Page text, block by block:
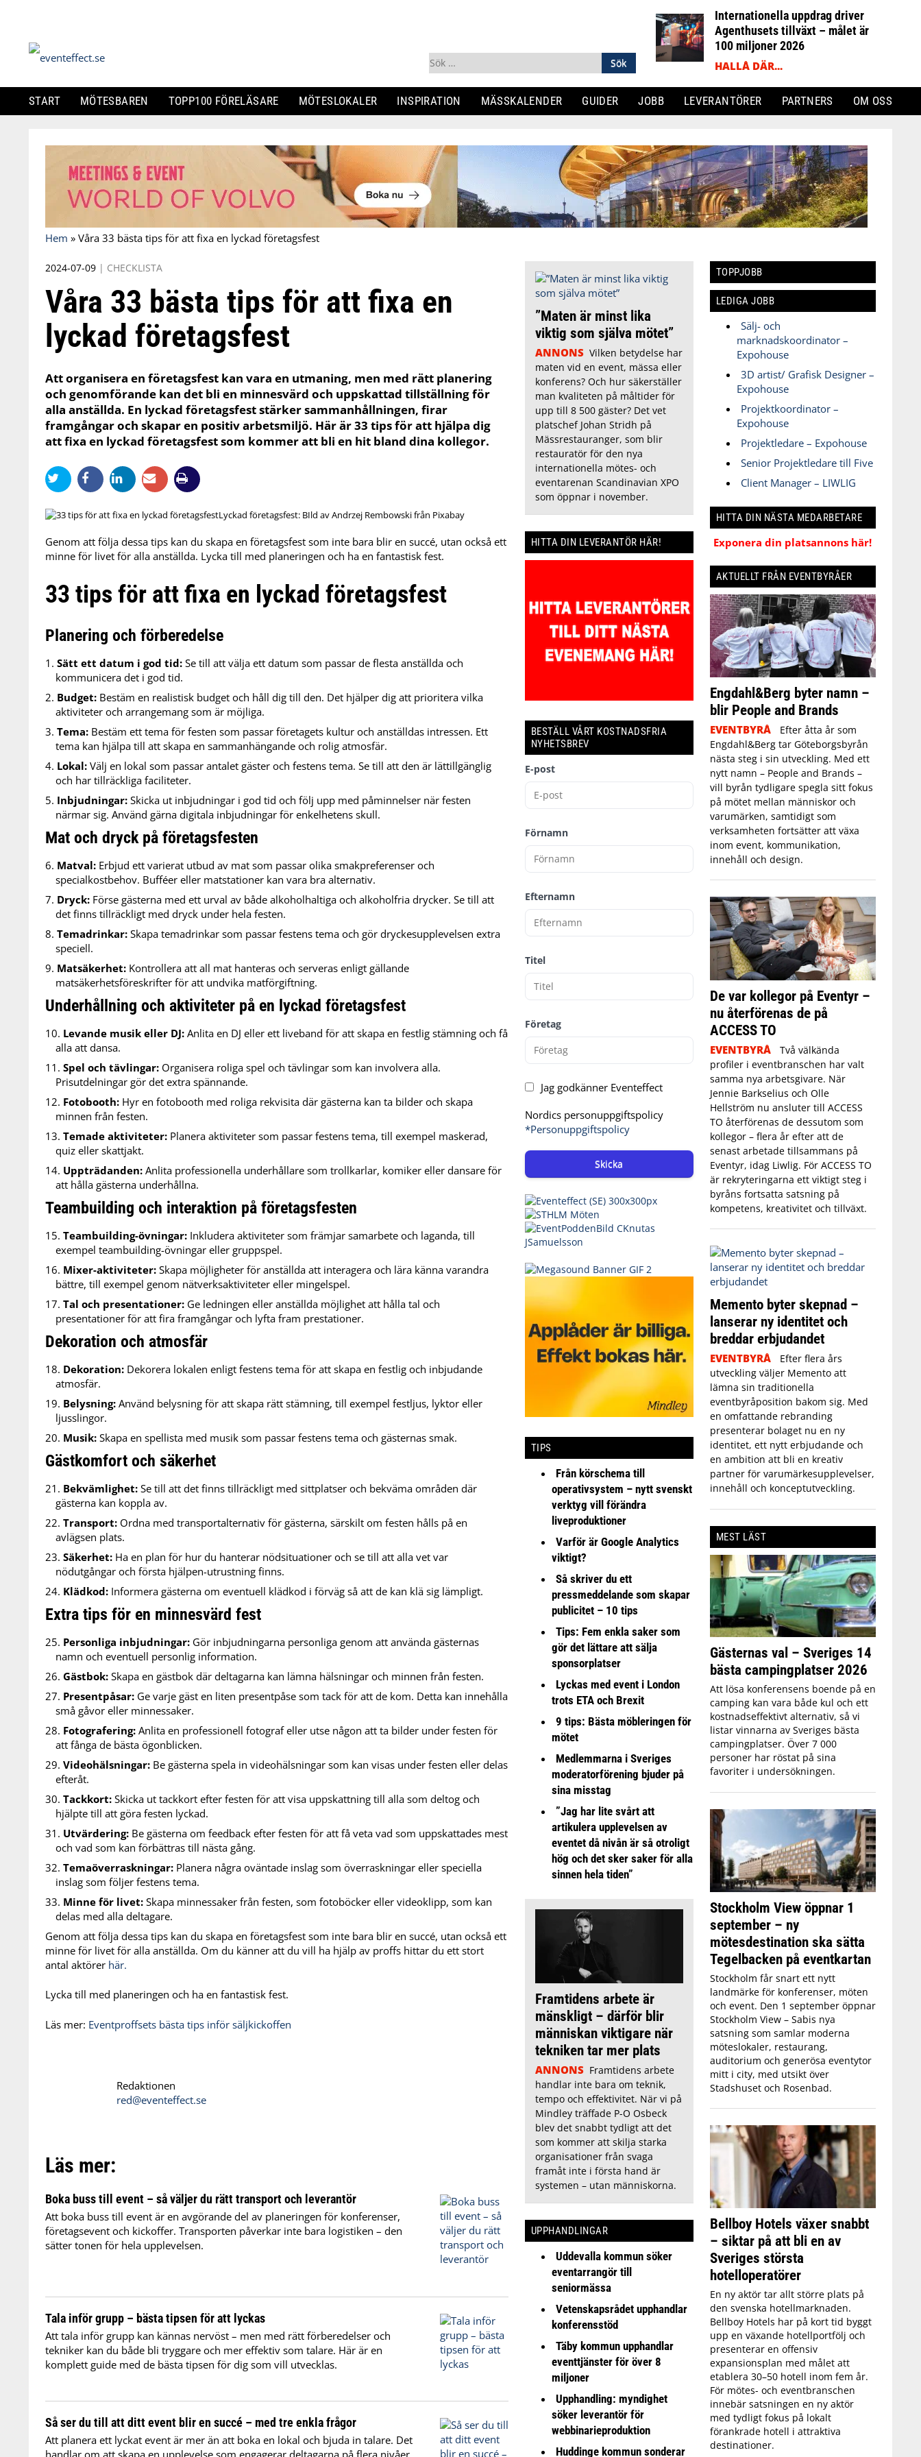
Sök
efter:
Internationella uppdrag driver
Agenthusets tillväxt – målet är
100 miljoner 2026
HALLÅ DÄR...
START MÖTESBAREN TOPP100 FÖRELÄSARE MÖTESLOKALER INSPIRATION MÄSSKALENDER GUIDER JOBB LEVERANTÖRER PARTNERS OM OSS
content
Hem » Våra 33 bästa tips för att fixa en lyckad företagsfest
2024-07-09 | CHECKLISTA
Våra 33 bästa tips för att fixa en
lyckad företagsfest
Att organisera en företagsfest kan vara en utmaning, men med rätt planering
och genomförande kan det bli en minnesvärd och uppskattad tillställning för
alla anställda. En lyckad företagsfest stärker sammanhållningen, firar
framgångar och skapar en positiv arbetsmiljö. Här är 33 tips för att hjälpa dig
att fixa en lyckad företagsfest som kommer att bli en hit bland dina kollegor.
Lyckad företagsfest: BIld av Andrzej Rembowski från Pixabay
Genom att följa dessa tips kan du skapa en företagsfest som inte bara blir en succé, utan också ett
minne för livet för alla anställda. Lycka till med planeringen och ha en fantastisk fest.
33 tips för att fixa en lyckad företagsfest
Planering och förberedelse
Sätt ett datum i god tid: Se till att välja ett datum som passar de flesta anställda och
kommunicera det i god tid.
Budget: Bestäm en realistisk budget och håll dig till den. Det hjälper dig att prioritera vilka
aktiviteter och arrangemang som är möjliga.
Tema: Bestäm ett tema för festen som passar företagets kultur och anställdas intressen. Ett
tema kan hjälpa till att skapa en sammanhängande och rolig atmosfär.
Lokal: Välj en lokal som passar antalet gäster och festens tema. Se till att den är lättillgänglig
och har tillräckliga faciliteter.
Inbjudningar: Skicka ut inbjudningar i god tid och följ upp med påminnelser när festen
närmar sig. Använd gärna digitala inbjudningar för enkelhetens skull.
Mat och dryck på företagsfesten
Matval: Erbjud ett varierat utbud av mat som passar olika smakpreferenser och
specialkostbehov. Bufféer eller matstationer kan vara bra alternativ.
Dryck: Förse gästerna med ett urval av både alkoholhaltiga och alkoholfria drycker. Se till att
det finns tillräckligt med dryck under hela festen.
Temadrinkar: Skapa temadrinkar som passar festens tema och gör dryckesupplevelsen extra
speciell.
Matsäkerhet: Kontrollera att all mat hanteras och serveras enligt gällande
matsäkerhetsföreskrifter för att undvika matförgiftning.
Underhållning och aktiviteter på en lyckad företagsfest
Levande musik eller DJ: Anlita en DJ eller ett liveband för att skapa en festlig stämning och få
alla att dansa.
Spel och tävlingar: Organisera roliga spel och tävlingar som kan involvera alla.
Prisutdelningar gör det extra spännande.
Fotobooth: Hyr en fotobooth med roliga rekvisita där gästerna kan ta bilder och skapa
minnen från festen.
Temade aktiviteter: Planera aktiviteter som passar festens tema, till exempel maskerad,
quiz eller skattjakt.
Uppträdanden: Anlita professionella underhållare som trollkarlar, komiker eller dansare för
att hålla gästerna underhållna.
Teambuilding och interaktion på företagsfesten
Teambuilding-övningar: Inkludera aktiviteter som främjar samarbete och laganda, till
exempel teambuilding-övningar eller gruppspel.
Mixer-aktiviteter: Skapa möjligheter för anställda att interagera och lära känna varandra
bättre, till exempel genom nätverksaktiviteter eller mingelspel.
Tal och presentationer: Ge ledningen eller anställda möjlighet att hålla tal och
presentationer för att fira framgångar och lyfta fram prestationer.
Dekoration och atmosfär
Dekoration: Dekorera lokalen enligt festens tema för att skapa en festlig och inbjudande
atmosfär.
Belysning: Använd belysning för att skapa rätt stämning, till exempel festljus, lyktor eller
ljusslingor.
Musik: Skapa en spellista med musik som passar festens tema och gästernas smak.
Gästkomfort och säkerhet
Bekvämlighet: Se till att det finns tillräckligt med sittplatser och bekväma områden där
gästerna kan koppla av.
Transport: Ordna med transportalternativ för gästerna, särskilt om festen hålls på en
avlägsen plats.
Säkerhet: Ha en plan för hur du hanterar nödsituationer och se till att alla vet var
nödutgångar och första hjälpen-utrustning finns.
Klädkod: Informera gästerna om eventuell klädkod i förväg så att de kan klä sig lämpligt.
Extra tips för en minnesvärd fest
Personliga inbjudningar: Gör inbjudningarna personliga genom att använda gästernas
namn och eventuell personlig information.
Gästbok: Skapa en gästbok där deltagarna kan lämna hälsningar och minnen från festen.
Presentpåsar: Ge varje gäst en liten presentpåse som tack för att de kom. Detta kan innehålla
små gåvor eller minnessaker.
Fotografering: Anlita en professionell fotograf eller utse någon att ta bilder under festen för
att fånga de bästa ögonblicken.
Videohälsningar: Be gästerna spela in videohälsningar som kan visas under festen eller delas
efteråt.
Tackkort: Skicka ut tackkort efter festen för att visa uppskattning till alla som deltog och
hjälpte till att göra festen lyckad.
Utvärdering: Be gästerna om feedback efter festen för att få veta vad som uppskattades mest
och vad som kan förbättras till nästa gång.
Temaöverraskningar: Planera några oväntade inslag som överraskningar eller speciella
inslag som följer festens tema.
Minne för livet: Skapa minnessaker från festen, som fotoböcker eller videoklipp, som kan
delas med alla deltagare.
Genom att följa dessa tips kan du skapa en företagsfest som inte bara blir en succé, utan också ett
minne för livet för alla anställda. Om du känner att du vill ha hjälp av proffs hittar du ett stort
antal aktörer här.
Lycka till med planeringen och ha en fantastisk fest.
Läs mer: Eventproffsets bästa tips inför säljkickoffen
Redaktionen
red@eventeffect.se
Läs mer:
Boka buss till event – så väljer du rätt transport och leverantör
Att boka buss till event är en avgörande del av planeringen för konferenser,
företagsevent och kickoffer. Transporten påverkar inte bara logistiken – den
sätter tonen för hela upplevelsen.
Tala inför grupp – bästa tipsen för att lyckas
Att tala inför grupp kan kännas nervöst – men med rätt förberedelser och
tekniker kan du både bli tryggare och mer effektiv som talare. Här är en
komplett guide med de bästa tipsen för dig som vill utvecklas.
Så ser du till att ditt event blir en succé – med tre enkla frågor
Att planera ett lyckat event är mer än att boka en lokal och bjuda in talare. Det
”Maten är minst lika
viktig som själva mötet”
ANNONS Vilken betydelse har
maten vid en event, mässa eller
konferens? Och hur säkerställer
man kvaliteten på måltider för
upp till 8 500 gäster? Det vet
platschef Johan Stridh på
Mässrestauranger, som blir
restauratör för den nya
internationella mötes- och
eventarenan Scandinavian XPO
som öppnar i november.
HITTA DIN LEVERANTÖR HÄR!
BESTÄLL VÅRT KOSTNADSFRIA
NYHETSBREV
E-post
Förnamn
Efternamn
Titel
Företag
Jag godkänner Eventeffect
Nordics personuppgiftspolicy
*Personuppgiftspolicy
Skicka
TIPS
Från körschema till
operativsystem – nytt svenskt
verktyg vill förändra
liveproduktioner
Varför är Google Analytics
viktigt?
Så skriver du ett
pressmeddelande som skapar
publicitet – 10 tips
Tips: Fem enkla saker som
gör det lättare att sälja
sponsorplatser
Lyckas med event i London
trots ETA och Brexit
9 tips: Bästa möbleringen för
mötet
Medlemmarna i Sveriges
moderatorförening bjuder på
sina misstag
”Jag har lite svårt att
artikulera upplevelsen av
eventet då nivån är så otroligt
hög och det sker saker för alla
sinnen hela tiden”
Framtidens arbete är
mänskligt – därför blir
människan viktigare när
tekniken tar mer plats
ANNONS Framtidens arbete
handlar inte bara om teknik,
tempo och effektivitet. När vi på
Mindley träffade P-O Osbeck
blev det snabbt tydligt att det
som kommer att skilja starka
organisationer från svaga
framåt inte i första hand är
systemen – utan människorna.
UPPHANDLINGAR
Uddevalla kommun söker
eventarrangör till
seniormässa
Vetenskapsrådet upphandlar
konferensstöd
Täby kommun upphandlar
eventtjänster för över 8
miljoner
Upphandling: myndighet
söker leverantör för
webbinarieproduktion
Huddinge kommun sonderar
TOPPJOBB
LEDIGA JOBB
Sälj- och
marknadskoordinator –
Expohouse
3D artist/ Grafisk Designer –
Expohouse
Projektkoordinator –
Expohouse
Projektledare – Expohouse
Senior Projektledare till Five
Client Manager – LIWLIG
HITTA DIN NÄSTA MEDARBETARE
Exponera din platsannons här!
AKTUELLT FRÅN EVENTBYRÅER
Engdahl&Berg byter namn –
blir People and Brands
EVENTBYRÅ
Efter åtta år som
Engdahl&Berg tar Göteborgsbyrån
nästa steg i sin utveckling. Med ett
nytt namn – People and Brands –
vill byrån tydligare spegla sitt fokus
på mötet mellan människor och
varumärken, samtidigt som
verksamheten fortsätter att växa
inom event, kommunikation,
innehåll och design.
De var kollegor på Eventyr –
nu återförenas de på
ACCESS TO
EVENTBYRÅ
Två välkända
profiler i eventbranschen har valt
samma nya arbetsgivare. När
Jennie Barkselius och Olle
Hellström nu ansluter till ACCESS
TO återförenas de dessutom som
kollegor – flera år efter att de
senast arbetade tillsammans på
Eventyr, idag Liwlig. För ACCESS TO
är rekryteringarna ett viktigt steg i
byråns fortsatta satsning på
kompetens, kreativitet och tillväxt.
Memento byter skepnad –
lanserar ny identitet och
breddar erbjudandet
EVENTBYRÅ
Efter flera års
utveckling väljer Memento att
lämna sin traditionella
eventbyråposition bakom sig. Med
en omfattande rebranding
presenterar bolaget nu en ny
identitet, ett nytt erbjudande och
en ambition att bli en kreativ
partner för varumärkesupplevelser,
innehåll och konceptutveckling.
MEST LÄST
Gästernas val – Sveriges 14
bästa campingplatser 2026
Att lösa konferensens boende på en
camping kan vara både kul och ett
kostnadseffektivt alternativ, så vi
listar vinnarna av Sveriges bästa
campingplatser. Över 7 000
personer har röstat på sina
favoriter i undersökningen.
Stockholm View öppnar 1
september – ny
mötesdestination ska sätta
Tegelbacken på eventkartan
Stockholm får snart ett nytt
landmärke för konferenser, möten
och event. Den 1 september öppnar
Stockholm View – Sabis nya
satsning som samlar moderna
möteslokaler, restaurang,
auditorium och generösa eventytor
mitt i city, med utsikt över
Stadshuset och Rosenbad.
Bellboy Hotels växer snabbt
– siktar på att bli en av
Sveriges största
hotelloperatörer
En ny aktör tar allt större plats på
den svenska hotellmarknaden.
Bellboy Hotels har på kort tid byggt
upp en växande hotellportfölj och
presenterar en offensiv
expansionsplan med målet att
etablera 30–50 hotell inom fem år.
För mötes- och eventbranschen
innebär satsningen en ny aktör
med tydligt fokus på lokalt
förankrade hotell i attraktiva
destinationer.